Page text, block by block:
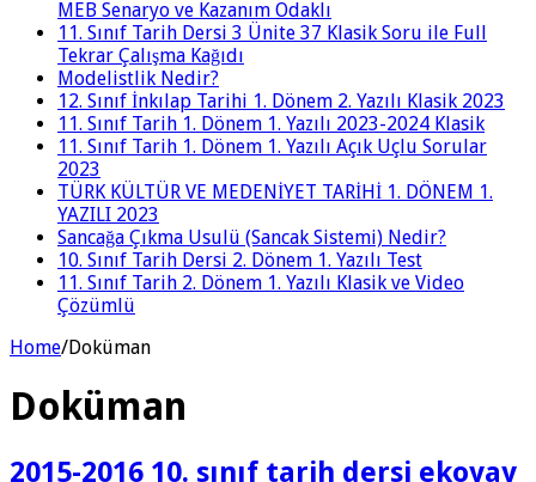
MEB Senaryo ve Kazanım Odaklı
11. Sınıf Tarih Dersi 3 Ünite 37 Klasik Soru ile Full
Tekrar Çalışma Kağıdı
Modelistlik Nedir?
12. Sınıf İnkılap Tarihi 1. Dönem 2. Yazılı Klasik 2023
11. Sınıf Tarih 1. Dönem 1. Yazılı 2023-2024 Klasik
11. Sınıf Tarih 1. Dönem 1. Yazılı Açık Uçlu Sorular
2023
TÜRK KÜLTÜR VE MEDENİYET TARİHİ 1. DÖNEM 1.
YAZILI 2023
Sancağa Çıkma Usulü (Sancak Sistemi) Nedir?
10. Sınıf Tarih Dersi 2. Dönem 1. Yazılı Test
11. Sınıf Tarih 2. Dönem 1. Yazılı Klasik ve Video
Çözümlü
Home/Doküman
Doküman
2015-2016 10. sınıf tarih dersi ekoyay